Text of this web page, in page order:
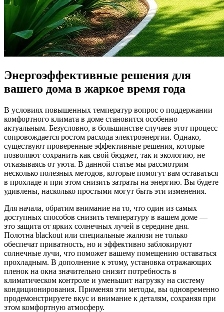
Энергоэффективные решения для
вашего дома в жаркое время года
В условиях повышенных температур вопрос о поддержании
комфортного климата в доме становится особенно
актуальным. Безусловно, в большинстве случаев этот процесс
сопровождается ростом расхода электроэнергии. Однако,
существуют проверенные эффективные решения, которые
позволяют сохранить как свой бюджет, так и экологию, не
отказываясь от уюта. В данной статье мы рассмотрим
несколько полезных методов, которые помогут вам оставаться
в прохладе и при этом снизить затраты на энергию. Вы будете
удивлены, насколько простыми могут быть эти изменения.
Для начала, обратим внимание на то, что один из самых
доступных способов снизить температуру в вашем доме —
это защита от ярких солнечных лучей в середине дня.
Полотна blackout или специальные жалюзи не только
обеспечат приватность, но и эффективно заблокируют
солнечные лучи, что поможет вашему помещению оставаться
прохладным. В дополнение к этому, установка отражающих
пленок на окна значительно снизит потребность в
климатическом контроле и уменьшит нагрузку на систему
кондиционирования. Применяя эти методы, вы одновременно
продемонстрируете вкус и внимание к деталям, сохраняя при
этом комфортную атмосферу.